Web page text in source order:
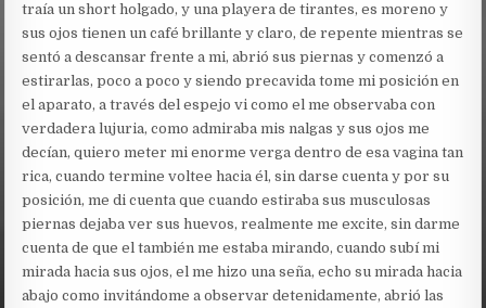
traía un short holgado, y una playera de tirantes, es moreno y
sus ojos tienen un café brillante y claro, de repente mientras se
sentó a descansar frente a mi, abrió sus piernas y comenzó a
estirarlas, poco a poco y siendo precavida tome mi posición en
el aparato, a través del espejo vi como el me observaba con
verdadera lujuria, como admiraba mis nalgas y sus ojos me
decían, quiero meter mi enorme verga dentro de esa vagina tan
rica, cuando termine voltee hacia él, sin darse cuenta y por su
posición, me di cuenta que cuando estiraba sus musculosas
piernas dejaba ver sus huevos, realmente me excite, sin darme
cuenta de que el también me estaba mirando, cuando subí mi
mirada hacia sus ojos, el me hizo una seña, echo su mirada hacia
abajo como invitándome a observar detenidamente, abrió las